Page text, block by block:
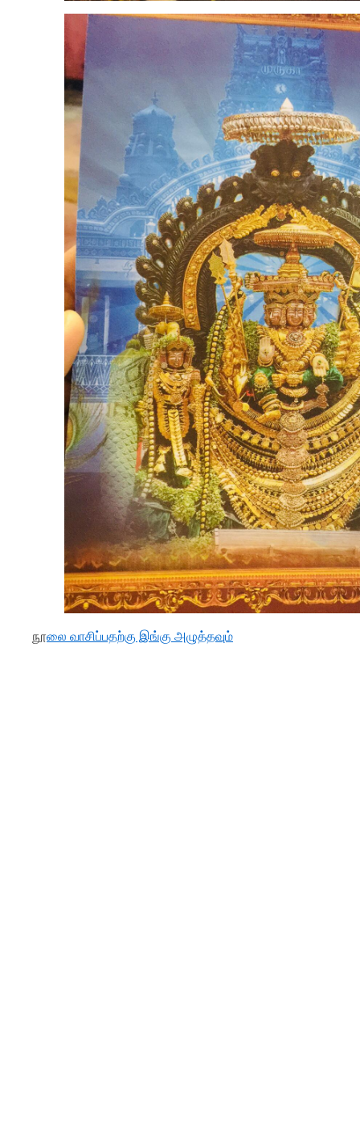
நூலை வாசிப்பதற்கு இங்கு அழுத்தவும்